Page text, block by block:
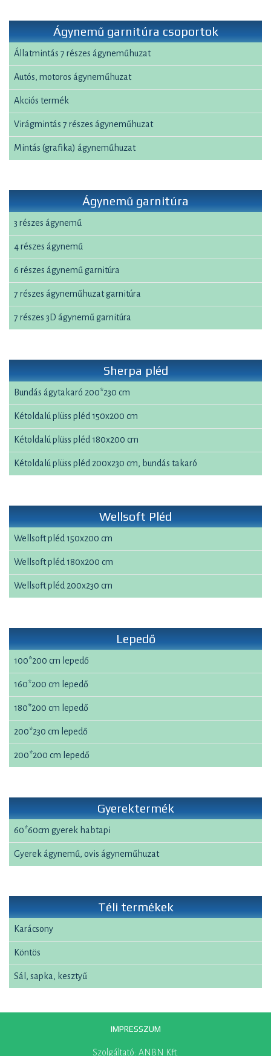
Ágynemű garnitúra csoportok
Állatmintás 7 részes ágyneműhuzat
Autós, motoros ágyneműhuzat
Akciós termék
Virágmintás 7 részes ágyneműhuzat
Mintás (grafika) ágyneműhuzat
Ágynemű garnitúra
3 részes ágynemű
4 részes ágynemű
6 részes ágynemű garnitúra
7 részes ágyneműhuzat garnitúra
7 részes 3D ágynemű garnitúra
Sherpa pléd
Bundás ágytakaró 200*230 cm
Kétoldalú plüss pléd 150x200 cm
Kétoldalú plüss pléd 180x200 cm
Kétoldalú plüss pléd 200x230 cm, bundás takaró
Wellsoft Pléd
Wellsoft pléd 150x200 cm
Wellsoft pléd 180x200 cm
Wellsoft pléd 200x230 cm
Lepedő
100*200 cm lepedő
160*200 cm lepedő
180*200 cm lepedő
200*230 cm lepedő
200*200 cm lepedő
Gyerektermék
60*60cm gyerek habtapi
Gyerek ágynemű, ovis ágyneműhuzat
Téli termékek
Karácsony
Köntös
Sál, sapka, kesztyű
IMPRESSZUM
Szolgáltató: ANBN Kft.